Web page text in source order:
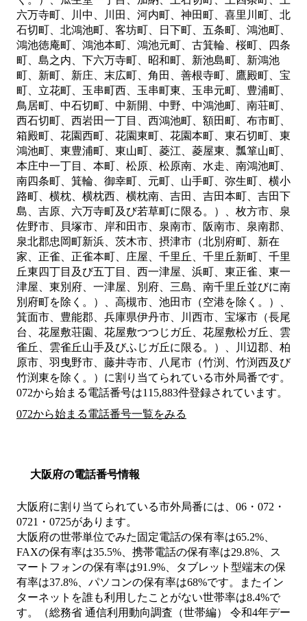
六万寺町、川中、川田、河内町、神田町、喜里川町、北
石切町、北鴻池町、客坊町、日下町、五条町、鴻池町、
鴻池徳庵町、鴻池本町、鴻池元町、古箕輪、桜町、四条
町、島之内、下六万寺町、昭和町、新池島町、新鴻池
町、新町、新庄、末広町、角田、善根寺町、鷹殿町、宝
町、立花町、玉串町西、玉串町東、玉串元町、豊浦町、
鳥居町、中石切町、中新開、中野、中鴻池町、南荘町、
西石切町、西岩田一丁目、西鴻池町、額田町、布市町、
箱殿町、花園西町、花園東町、花園本町、東石切町、東
鴻池町、東豊浦町、東山町、菱江、菱屋東、瓢箪山町、
本庄中一丁目、本町、松原、松原南、水走、南鴻池町、
南四条町、箕輪、御幸町、元町、山手町、弥生町、横小
路町、横枕、横枕西、横枕南、吉田、吉田本町、吉田下
島、吉原、六万寺町及び若草町に限る。）、枚方市、泉
佐野市、貝塚市、岸和田市、泉南市、阪南市、泉南郡、
泉北郡忠岡町新浜、茨木市、摂津市（北別府町、新在
家、正雀、正雀本町、庄屋、千里丘、千里丘新町、千里
丘東四丁目及び五丁目、西一津屋、浜町、東正雀、東一
津屋、東別府、一津屋、別府、三島、南千里丘並びに南
別府町を除く。）、高槻市、池田市（空港を除く。）、
箕面市、豊能郡、兵庫県伊丹市、川西市、宝塚市（長尾
台、花屋敷荘園、花屋敷つつじガ丘、花屋敷松ガ丘、雲
雀丘、雲雀丘山手及びふじガ丘に限る。）、川辺郡、柏
原市、羽曳野市、藤井寺市、八尾市（竹渕、竹渕西及び
竹渕東を除く。） に割り当てられている市外局番です。
072から始まる電話番号は115,883件登録されています。
072から始まる電話番号一覧をみる
大阪府の電話番号情報
大阪府に割り当てられている市外局番には、06・072・
0721・0725があります。
大阪府の世帯単位でみた固定電話の保有率は65.2%、
FAXの保有率は35.5%、携帯電話の保有率は29.8%、ス
マートフォンの保有率は91.9%、タブレット型端末の保
有率は37.8%、パソコンの保有率は68%です。またイン
ターネットを誰も利用したことがない世帯率は8.4%で
す。（総務省 通信利用動向調査（世帯編） 令和4年デー